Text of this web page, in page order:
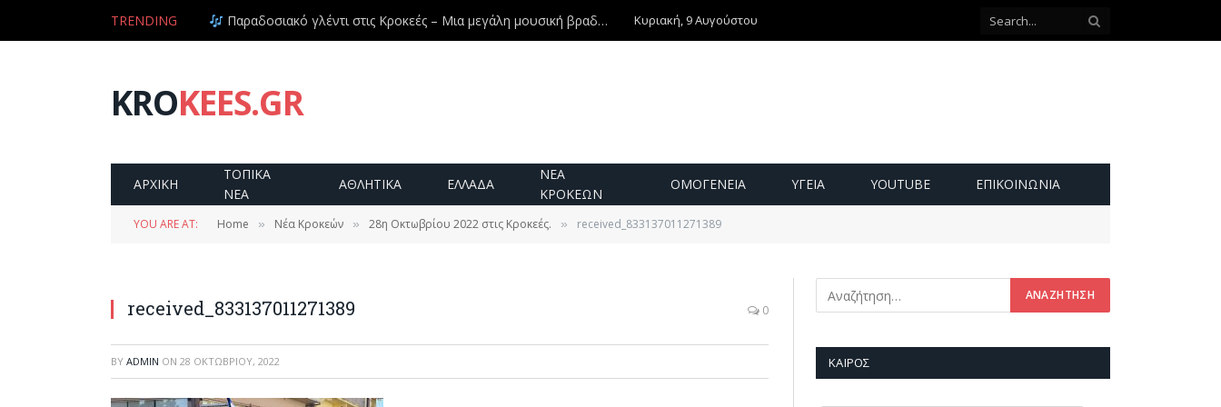
TRENDING Παραδοσιακό γλέντι στις Κροκεές – Μια μεγάλη μουσική βραδιά! Κυριακή, 9 Αυγούστου
KROKEES.GR
ΑΡΧΙΚΗ
ΤΟΠΙΚΑ
ΝΕΑ
ΑΘΛΗΤΙΚΑ ΕΛΛΑΔΑ
ΝΕΑ
ΚΡΟΚΕΩΝ
ΟΜΟΓΕΝΕΙΑ ΥΓΕΙΑ YOUTUBE ΕΠΙΚΟΙΝΩΝΊΑ
YOU ARE AT: Home » Νέα Κροκεών » 28η Οκτωβρίου 2022 στις Κροκεές. » received_833137011271389
received_833137011271389 0
BY ADMIN ON 28 ΟΚΤΩΒΡΊΟΥ, 2022 ΚΑΙΡΌΣ